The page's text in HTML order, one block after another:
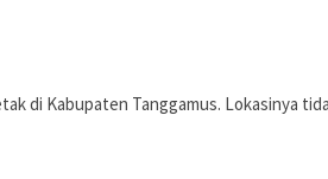
di Kabupaten Tanggamus. Lokasinya